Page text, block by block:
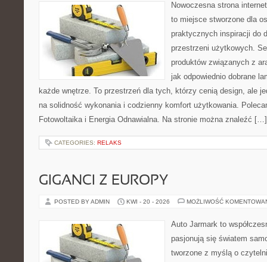
Nowoczesna strona
to miejsce stworzone dla
praktycznych inspiracji do
przestrzeni użytkowych.
produktów związanych z
jak odpowiednio dobrane
każde wnętrze. To przestrzeń dla tych, którzy cenią design, ale
na solidność wykonania i codzienny komfort użytkowania.
Fotowoltaika i Energia Odnawialna. Na stronie można znaleźć […]
CATEGORIES: RELAKS
GIGANCI Z EUROPY
POSTED BY ADMIN KWI - 20 - 2026 MOŻLIWOŚĆ
Auto Jarmark to
pasjonują się światem
tworzone z myślą o